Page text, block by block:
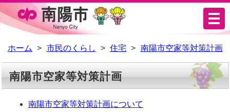
ニ
ュ
ー
ホーム 市民のくらし 住宅 南陽市空家等対策計画
南陽市空家等対策計画
南陽市空家等対策計画について